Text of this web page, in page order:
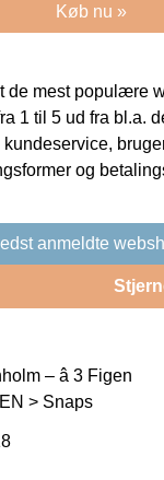
Køb nu »
de mest populære
1 til 5 ud fra bl.a.
og
anmeldte
– â 3 Figen
> Snaps